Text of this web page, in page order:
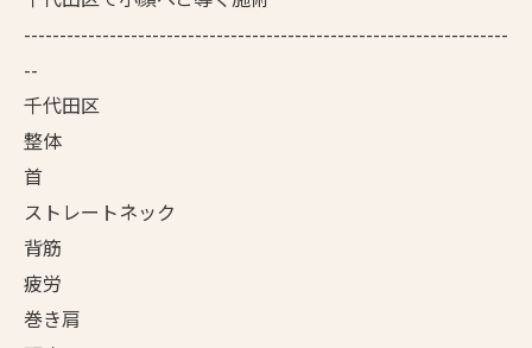
--------------------------------------------------------------------
--
千代田区
整体
首
ストレートネック
背筋
疲労
巻き肩